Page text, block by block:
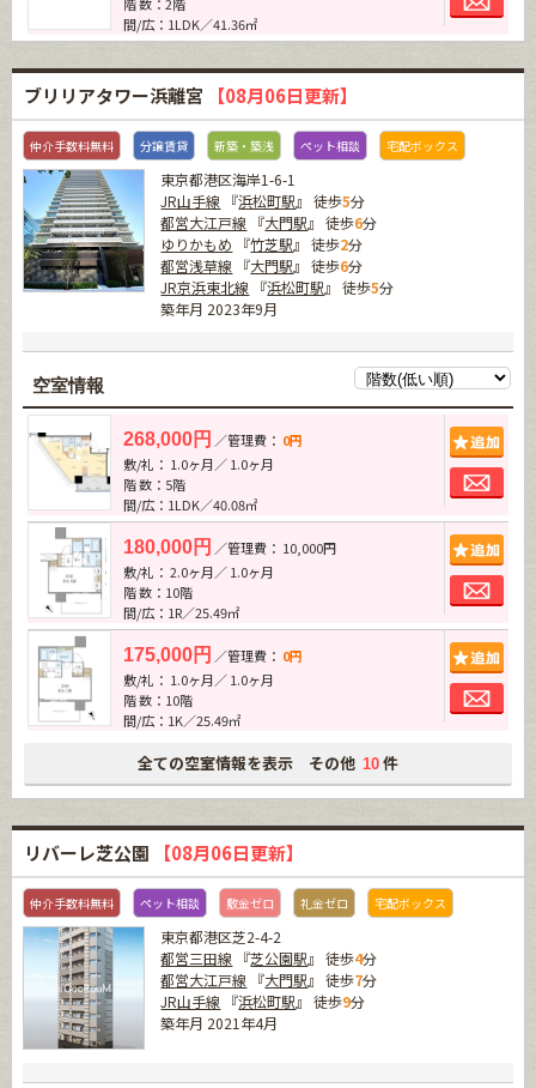
間/広：1LDK／41.36㎡
ブリリアタワー浜離宮 【08月06日更新】
仲介手数料無料 分譲賃貸 新築・築浅 ペット相談 宅配ボックス
東京都港区海岸1-6-1
JR山手線 『浜松町駅』 徒歩5分
都営大江戸線 『大門駅』 徒歩6分
ゆりかもめ 『竹芝駅』 徒歩2分
都営浅草線 『大門駅』 徒歩6分
JR京浜東北線 『浜松町駅』 徒歩5分
築年月 2023年9月
空室情報
268,000円 ／管理費： 0円
敷/礼： 1.0ヶ月／ 1.0ヶ月
階 数：5階
間/広：1LDK／40.08㎡
180,000円 ／管理費： 10,000円
敷/礼： 2.0ヶ月／ 1.0ヶ月
階 数：10階
間/広：1R／25.49㎡
175,000円 ／管理費： 0円
敷/礼： 1.0ヶ月／ 1.0ヶ月
階 数：10階
間/広：1K／25.49㎡
全ての空室情報を表示 その他 10 件
リバーレ芝公園 【08月06日更新】
仲介手数料無料 ペット相談 敷金ゼロ 礼金ゼロ 宅配ボックス
東京都港区芝2-4-2
都営三田線 『芝公園駅』 徒歩4分
都営大江戸線 『大門駅』 徒歩7分
JR山手線 『浜松町駅』 徒歩9分
築年月 2021年4月